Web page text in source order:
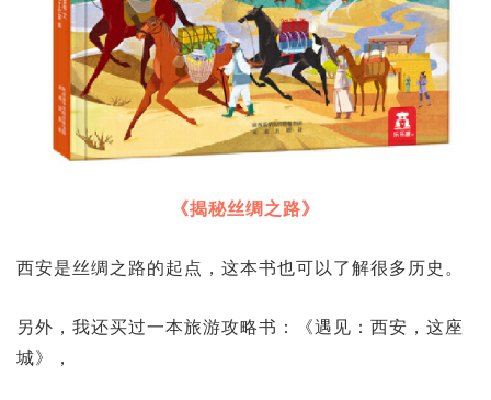
《揭秘丝绸之路》
西安是丝绸之路的起点，这本书也可以了解很多历史。
另外，我还买过一本旅游攻略书：《遇见：西安，这座
城》，